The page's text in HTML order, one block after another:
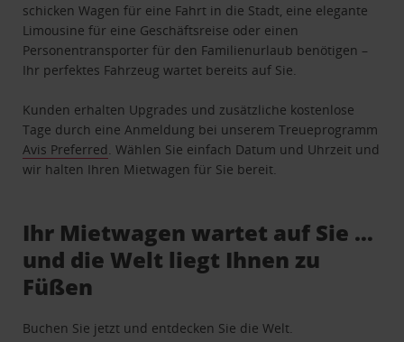
schicken Wagen für eine Fahrt in die Stadt, eine elegante
Limousine für eine Geschäftsreise oder einen
Personentransporter für den Familienurlaub benötigen –
Ihr perfektes Fahrzeug wartet bereits auf Sie.
Kunden erhalten Upgrades und zusätzliche kostenlose
Tage durch eine Anmeldung bei unserem Treueprogramm
Avis Preferred . Wählen Sie einfach Datum und Uhrzeit und
wir halten Ihren Mietwagen für Sie bereit.
Ihr Mietwagen wartet auf Sie …
und die Welt liegt Ihnen zu
Füßen
Buchen Sie jetzt und entdecken Sie die Welt.